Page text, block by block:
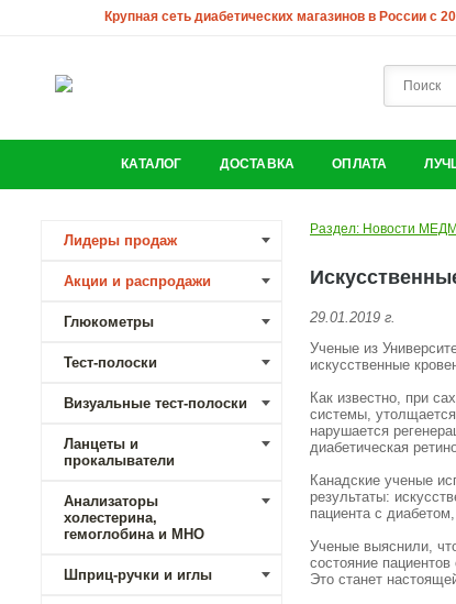
Крупная сеть диабетических магазинов в России с
КАТАЛОГ ДОСТАВКА ОПЛАТА
Лидеры продаж
Акции и распродажи
Глюкометры
Тест-полоски
Визуальные тест-полоски
Ланцеты и
прокалыватели
Анализаторы
холестерина,
гемоглобина и МНО
Шприц-ручки и иглы
Раздел: Новости
29.01.2019 г.
Ученые из
искусственные
Как известно, при
системы,
нарушается
диабетическая
Канадские ученые
результаты:
пациента с
Ученые выяснили,
состояние
Это станет